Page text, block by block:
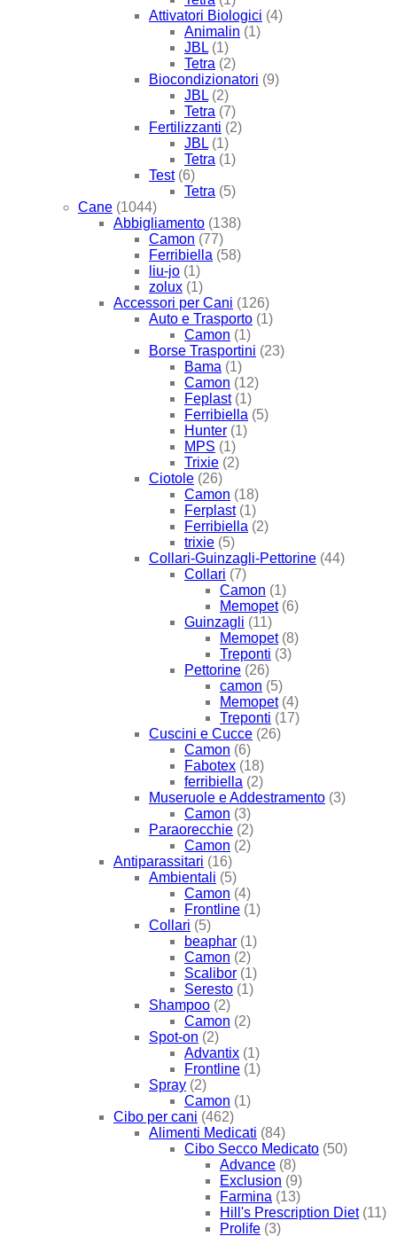
Attivatori Biologici (4)
Animalin (1)
JBL (1)
Tetra (2)
Biocondizionatori (9)
JBL (2)
Tetra (7)
Fertilizzanti (2)
JBL (1)
Tetra (1)
Test (6)
Tetra (5)
Cane (1044)
Abbigliamento (138)
Camon (77)
Ferribiella (58)
liu-jo (1)
zolux (1)
Accessori per Cani (126)
Auto e Trasporto (1)
Camon (1)
Borse Trasportini (23)
Bama (1)
Camon (12)
Feplast (1)
Ferribiella (5)
Hunter (1)
MPS (1)
Trixie (2)
Ciotole (26)
Camon (18)
Ferplast (1)
Ferribiella (2)
trixie (5)
Collari-Guinzagli-Pettorine (44)
Collari (7)
Camon (1)
Memopet (6)
Guinzagli (11)
Memopet (8)
Treponti (3)
Pettorine (26)
camon (5)
Memopet (4)
Treponti (17)
Cuscini e Cucce (26)
Camon (6)
Fabotex (18)
ferribiella (2)
Museruole e Addestramento (3)
Camon (3)
Paraorecchie (2)
Camon (2)
Antiparassitari (16)
Ambientali (5)
Camon (4)
Frontline (1)
Collari (5)
beaphar (1)
Camon (2)
Scalibor (1)
Seresto (1)
Shampoo (2)
Camon (2)
Spot-on (2)
Advantix (1)
Frontline (1)
Spray (2)
Camon (1)
Cibo per cani (462)
Alimenti Medicati (84)
Cibo Secco Medicato (50)
Advance (8)
Exclusion (9)
Farmina (13)
Hill's Prescription Diet (11)
Prolife (3)